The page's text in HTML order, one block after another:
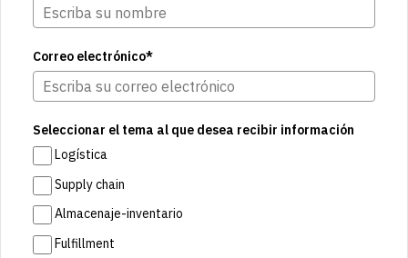
Correo electrónico*
Seleccionar el tema al que desea recibir información
Logística
Supply chain
Almacenaje-inventario
Fulfillment